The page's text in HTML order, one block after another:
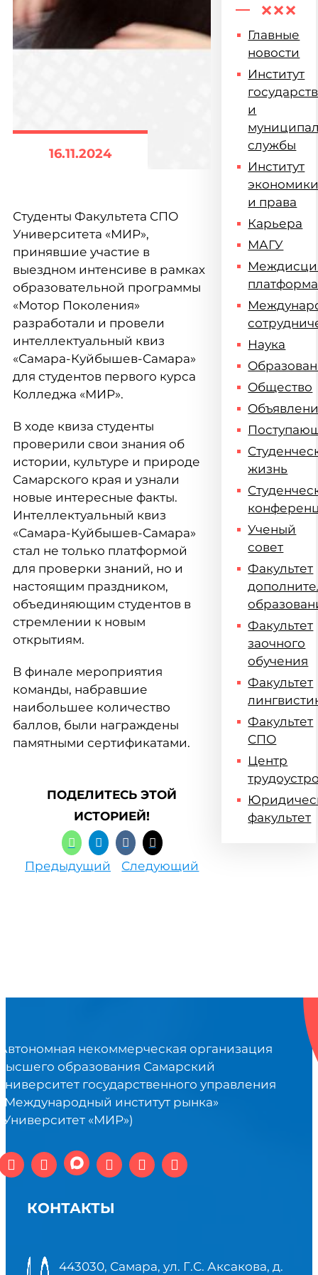
16.11.2024
Студенты Факультета СПО
Университета «МИР»,
принявшие участие в
выездном интенсиве в рамках
образовательной программы
«Мотор Поколения»
разработали и провели
интеллектуальный квиз
«Самара-Куйбышев-Самара»
для студентов первого курса
Колледжа «МИР».
В ходе квиза студенты
проверили свои знания об
истории, культуре и природе
Самарского края и узнали
новые интересные факты.
Интеллектуальный квиз
«Самара-Куйбышев-Самара»
стал не только платформой
для проверки знаний, но и
настоящим праздником,
объединяющим студентов в
стремлении к новым
открытиям.
В финале мероприятия
команды, набравшие
наибольшее количество
баллов, были награждены
памятными сертификатами.
ПОДЕЛИТЕСЬ ЭТОЙ
ИСТОРИЕЙ!
Предыдущий Следующий
Главные
новости
Институт
и
службы
Институт
и права
Карьера
МАГУ
платформа
Наука
Общество
жизнь
Ученый
совет
Факультет
Факультет
заочного
обучения
Факультет
Факультет
СПО
Центр
факультет
некоммерческая организация
образования Самарский
государственного управления
институт рынка»
«МИР»)
КОНТАКТЫ
443030, Самара, ул. Г.С. Аксакова, д.